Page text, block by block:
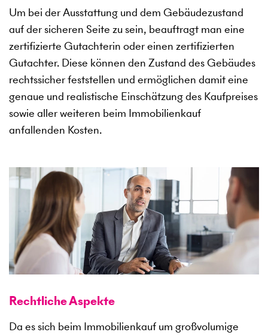
Um bei der Ausstattung und dem Gebäudezustand
auf der sicheren Seite zu sein, beauftragt man eine
zertifizierte Gutachterin oder einen zertifizierten
Gutachter. Diese können den Zustand des Gebäudes
rechtssicher feststellen und ermöglichen damit eine
genaue und realistische Einschätzung des Kaufpreises
sowie aller weiteren beim Immobilienkauf
anfallenden Kosten.
Rechtliche Aspekte
Da es sich beim Immobilienkauf um großvolumige